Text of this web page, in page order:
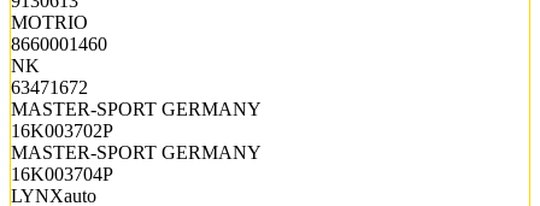
MOTRIO
8660001460
NK
63471672
MASTER-SPORT GERMANY
16K003702P
MASTER-SPORT GERMANY
16K003704P
LYNXauto